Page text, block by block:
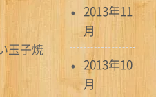
子焼
2013年11
月
2013年10
月